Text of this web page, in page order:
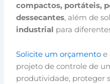
compactos, portáteis,
dessecantes, além de
industrial para
Solicite um orçamento e
projeto de controle de
produtividade, proteger